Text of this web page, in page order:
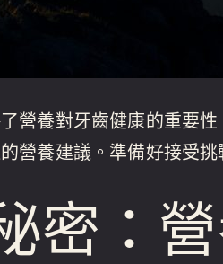
養對牙齒健康的重要
營養建議。準備好接受挑
密：